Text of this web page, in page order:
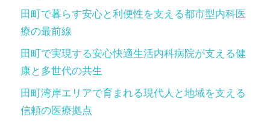
田町で暮らす安心と利便性を支える都市型内科医
療の最前線
田町で実現する安心快適生活内科病院が支える健
康と多世代の共生
田町湾岸エリアで育まれる現代人と地域を支える
信頼の医療拠点